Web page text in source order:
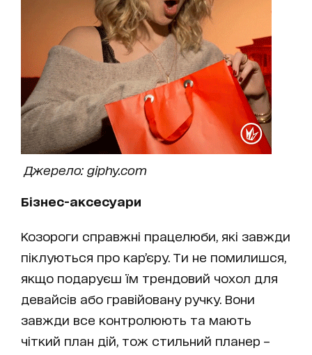
Джерело: giphy.com
Бізнес-аксесуари
Козороги справжні працелюби, які завжди
піклуються про кар’єру. Ти не помилишся,
якщо подаруєш їм трендовий чохол для
девайсів або гравійовану ручку. Вони
завжди все контролюють та мають
чіткий план дій, тож стильний планер –